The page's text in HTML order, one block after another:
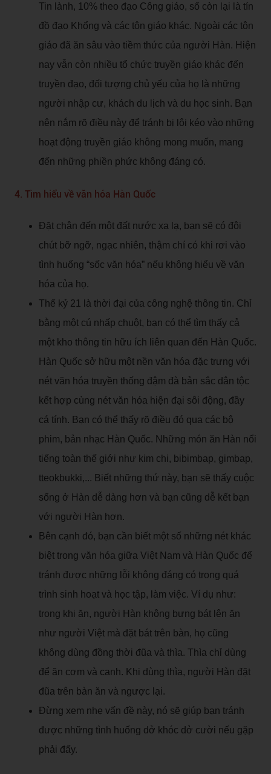
Tin lành, 10% theo đạo Công giáo, số còn lại là tín
đồ đạo Khổng và các tôn giáo khác. Ngoài các tôn
giáo đã ăn sâu vào tiềm thức của người Hàn. Hiện
nay vẫn còn nhiều tổ chức truyền giáo khác đến
truyền đạo, đối tượng chủ yếu của họ là những
người nhập cư, khách du lịch và du học sinh. Bạn
nên nắm rõ điều này để tránh bị lôi kéo vào những
hoạt động truyền giáo không mong muốn, mang
đến những phiền phức không đáng có.
4. Tìm hiểu về văn hóa Hàn Quốc
Đặt chân đến một đất nước xa lạ, bạn sẽ có đôi
chút bỡ ngỡ, ngạc nhiên, thậm chí có khi rơi vào
tình huống “sốc văn hóa” nếu không hiểu về văn
hóa của họ.
Thế kỷ 21 là thời đại của công nghệ thông tin. Chỉ
bằng một cú nhấp chuột, bạn có thể tìm thấy cả
một kho thông tin hữu ích liên quan đến Hàn Quốc.
Hàn Quốc sở hữu một nền văn hóa đặc trưng với
nét văn hóa truyền thống đậm đà bản sắc dân tộc
kết hợp cùng nét văn hóa hiện đại sôi động, đầy
cá tính. Bạn có thể thấy rõ điều đó qua các bộ
phim, bản nhạc Hàn Quốc. Những món ăn Hàn nổi
tiếng toàn thế giới như kim chi, bibimbap, gimbap,
tteokbukki,... Biết những thứ này, bạn sẽ thấy cuộc
sống ở Hàn dễ dàng hơn và bạn cũng dễ kết bạn
với người Hàn hơn.
Bên cạnh đó, bạn cần biết một số những nét khác
biệt trong văn hóa giữa Việt Nam và Hàn Quốc để
tránh được những lỗi không đáng có trong quá
trình sinh hoạt và học tập, làm việc. Ví dụ như:
trong khi ăn, người Hàn không bưng bát lên ăn
như người Việt mà đặt bát trên bàn, họ cũng
không dùng đồng thời đũa và thìa. Thìa chỉ dùng
để ăn cơm và canh. Khi dùng thìa, người Hàn đặt
đũa trên bàn ăn và ngược lại.
Đừng xem nhẹ vấn đề này, nó sẽ giúp bạn tránh
được những tình huống dở khóc dở cười nếu gặp
phải đấy.